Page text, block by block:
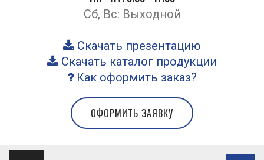
Сб, Вс: Выходной
Скачать презентацию
Скачать каталог продукции
Как оформить заказ?
ОФОРМИТЬ ЗАЯВКУ